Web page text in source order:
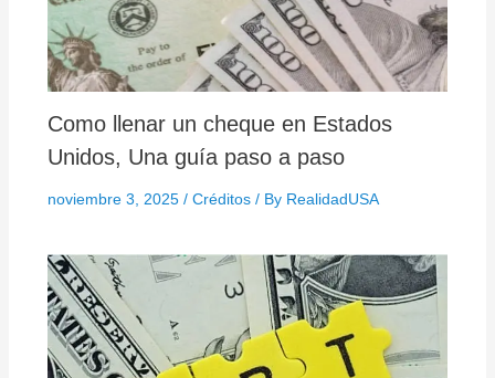
Como llenar un cheque en Estados
Unidos, Una guía paso a paso
noviembre 3, 2025 / Créditos/ By RealidadUSA